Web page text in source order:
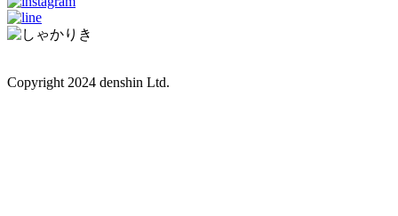
Copyright 2024 denshin Ltd.